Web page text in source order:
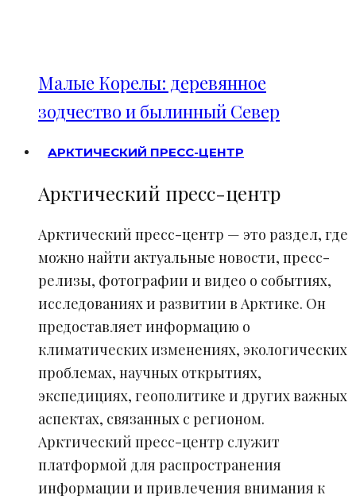
Малые Корелы: деревянное
зодчество и былинный Север
АРКТИЧЕСКИЙ ПРЕСС-ЦЕНТР
Арктический пресс-центр
Арктический пресс-центр — это раздел, где
можно найти актуальные новости, пресс-
релизы, фотографии и видео о событиях,
исследованиях и развитии в Арктике. Он
предоставляет информацию о
климатических изменениях, экологических
проблемах, научных открытиях,
экспедициях, геополитике и других важных
аспектах, связанных с регионом.
Арктический пресс-центр служит
платформой для распространения
информации и привлечения внимания к